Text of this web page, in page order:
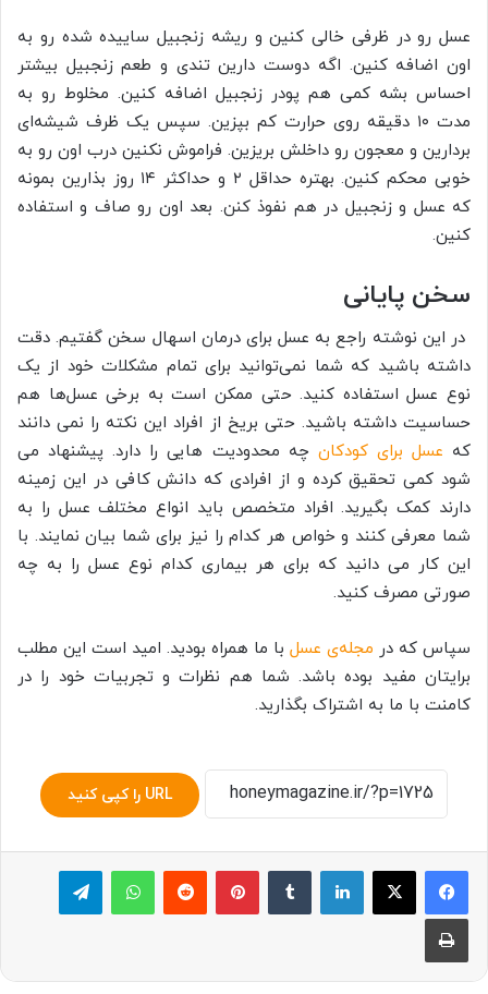
عسل رو در ظرفی خالی کنین و ریشه زنجبیل ساییده شده رو به
اون اضافه کنین. اگه دوست دارین تندی و طعم زنجبیل بیشتر
احساس بشه کمی هم پودر زنجبیل اضافه کنین. مخلوط رو به
مدت ۱۰ دقیقه روی حرارت کم بپزین. سپس یک ظرف شیشه‌ای
بردارین و معجون رو داخلش بریزین. فراموش نکنین درب اون رو به
خوبی محکم کنین. بهتره حداقل ۲ و حداکثر ۱۴ روز بذارین بمونه
که عسل و زنجبیل در هم نفوذ کنن. بعد اون رو صاف و استفاده
کنین.
سخن پایانی
در این نوشته راجع به عسل برای درمان اسهال سخن گفتیم. دقت
داشته باشید که شما نمی‌توانید برای تمام مشکلات خود از یک
نوع عسل استفاده کنید. حتی ممکن است به برخی عسل‌ها هم
حساسیت داشته باشید. حتی بریخ از افراد این نکته را نمی دانند
که عسل برای کودکان چه محدودیت هایی را دارد. پیشنهاد می
شود کمی تحقیق کرده و از افرادی که دانش کافی در این زمینه
دارند کمک بگیرید. افراد متخصص باید انواع مختلف عسل را به
شما معرفی کنند و خواص هر کدام را نیز برای شما بیان نمایند. با
این کار می دانید که برای هر بیماری کدام نوع عسل را به چه
صورتی مصرف کنید.
سپاس که در مجله‌ی عسل با ما همراه بودید. امید است این مطلب
برایتان مفید بوده باشد. شما هم نظرات و تجربیات خود را در
کامنت با ما به اشتراک بگذارید.
URL را کپی کنید
لینکدین ‫تامبلر پینترست‫رددیت واتس آپ تلگرام
چاپ